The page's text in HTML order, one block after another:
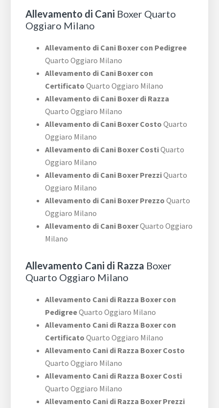
Allevamento di Cani Boxer Quarto
Oggiaro Milano
Allevamento di Cani Boxer con Pedigree
Quarto Oggiaro Milano
Allevamento di Cani Boxer con
Certificato Quarto Oggiaro Milano
Allevamento di Cani Boxer di Razza
Quarto Oggiaro Milano
Allevamento di Cani Boxer Costo Quarto
Oggiaro Milano
Allevamento di Cani Boxer CostiQuarto
Oggiaro Milano
Allevamento di Cani Boxer PrezziQuarto
Oggiaro Milano
Allevamento di Cani Boxer Prezzo Quarto
Oggiaro Milano
Allevamento di Cani BoxerQuarto Oggiaro
Milano
Allevamento Cani di Razza Boxer
Quarto Oggiaro Milano
Allevamento Cani di Razza Boxer con
PedigreeQuarto Oggiaro Milano
Allevamento Cani di Razza Boxer con
Certificato Quarto Oggiaro Milano
Allevamento Cani di Razza Boxer Costo
Quarto Oggiaro Milano
Allevamento Cani di Razza Boxer Costi
Quarto Oggiaro Milano
Allevamento Cani di Razza Boxer Prezzi